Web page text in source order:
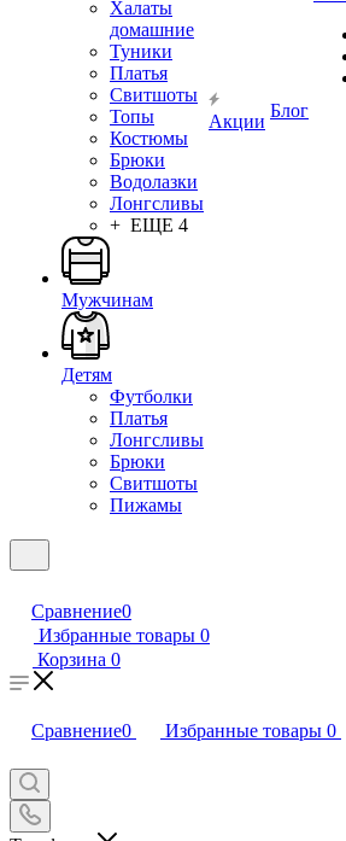
Халаты
домашние
Туники
Платья
Свитшоты
Топы
Костюмы
Брюки
Водолазки
Лонгсливы
+ ЕЩЕ 4
Мужчинам
Детям
Футболки
Платья
Лонгсливы
Брюки
Свитшоты
Пижамы
Акции
Блог
Сравнение0
Избранные товары 0
Корзина 0
Сравнение0 Избранные товары 0